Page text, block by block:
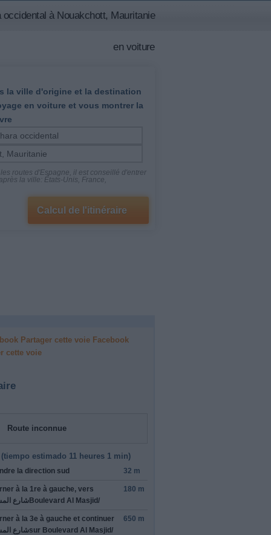
à Nouakchott, Mauritanie
en voiture
la ville d'origine et la destination
en voiture et vous montrer la
routes d'Espagne, il est conseillé d'entrer
la ville: États-Unis, France,
Facebook
cette voie
Route inconnue
tiempo estimado 11 heures 1 min)
la direction sud 32 m
à la 1re à gauche, vers
Boulevard Al Masjid/​شارع
180 m
à la 3e à gauche et continuer
sur Boulevard Al Masjid/​ شارع
650 m